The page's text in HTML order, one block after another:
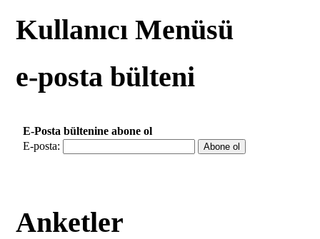
Kullanıcı Menüsü
e-posta bülteni
E-Posta bültenine abone ol
E-posta:
Anketler